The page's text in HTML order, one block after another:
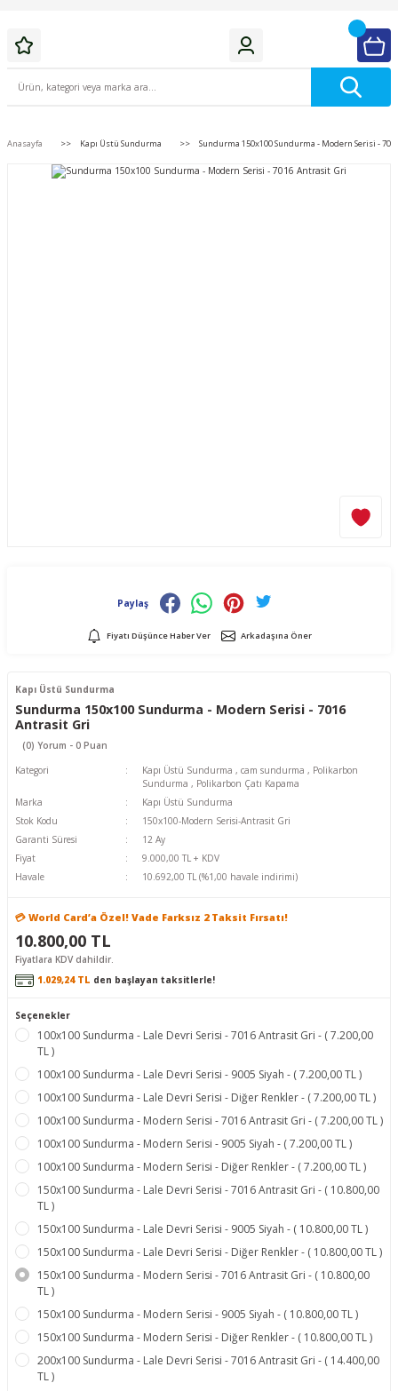
Anasayfa Kapı Üstü Sundurma Sundurma 150x100 Sundurma - Modern Serisi -
Paylaş
Fiyatı Düşünce Haber Ver Arkadaşına Öner
Kapı Üstü Sundurma
Sundurma 150x100 Sundurma - Modern Serisi - 7016
Antrasit Gri
(0) Yorum - 0 Puan
Kategori
Kapı Üstü Sundurma ,cam sundurma , Polikarbon
Sundurma , Polikarbon Çatı Kapama
Marka
Kapı Üstü Sundurma
Stok Kodu
150x100-Modern Serisi-Antrasit Gri
Garanti Süresi
12 Ay
Fiyat
9.000,00 TL + KDV
Havale
10.692,00 TL (%1,00 havale indirimi)
💳 World Card’a Özel! Vade Farksız 2 Taksit Fırsatı!
10.800,00 TL
Fiyatlara KDV dahildir.
1.029,24 TL den başlayan taksitlerle!
Seçenekler
100x100 Sundurma - Lale Devri Serisi - 7016 Antrasit Gri - ( 7.200,00
TL )
100x100 Sundurma - Lale Devri Serisi - 9005 Siyah - ( 7.200,00 TL )
100x100 Sundurma - Lale Devri Serisi - Diğer Renkler - ( 7.200,00 TL )
100x100 Sundurma - Modern Serisi - 7016 Antrasit Gri - ( 7.200,00 TL )
100x100 Sundurma - Modern Serisi - 9005 Siyah - ( 7.200,00 TL )
100x100 Sundurma - Modern Serisi - Diğer Renkler - ( 7.200,00 TL )
150x100 Sundurma - Lale Devri Serisi - 7016 Antrasit Gri - ( 10.800,00
TL )
150x100 Sundurma - Lale Devri Serisi - 9005 Siyah - ( 10.800,00 TL )
150x100 Sundurma - Lale Devri Serisi - Diğer Renkler - ( 10.800,00 TL )
150x100 Sundurma - Modern Serisi - 7016 Antrasit Gri - ( 10.800,00
TL )
150x100 Sundurma - Modern Serisi - 9005 Siyah - ( 10.800,00 TL )
150x100 Sundurma - Modern Serisi - Diğer Renkler - ( 10.800,00 TL )
200x100 Sundurma - Lale Devri Serisi - 7016 Antrasit Gri - ( 14.400,00
TL )